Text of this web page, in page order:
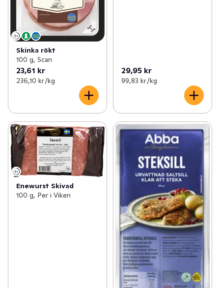
Skinka rökt
100 g, Scan
23,61 kr
236,10 kr /kg
29,95 kr
99,83 kr /kg
Enewurst Skivad
100 g, Per i Viken